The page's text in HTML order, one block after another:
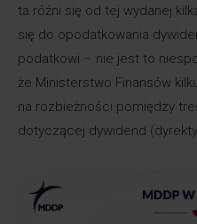
ta różni się od tej wydanej
się do opodatkowania
podatkowi – nie jest to
że Ministerstwo Finansów
na rozbieżności pomiędzy
dotyczącej dywidend